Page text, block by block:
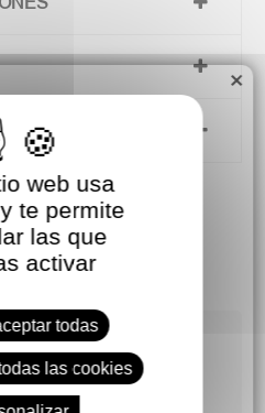
×
web usa
te permite
las que
activar
todas
las cookies